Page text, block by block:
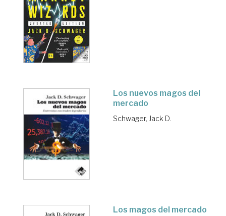
Los nuevos magos del
mercado
Schwager, Jack D.
Los magos del mercado